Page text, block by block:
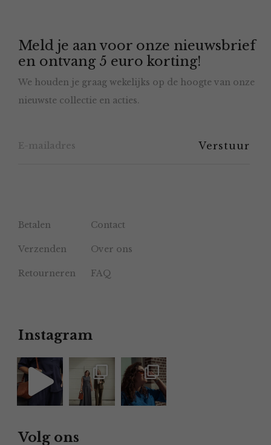
Meld je aan voor onze nieuwsbrief
en ontvang 5 euro korting!
We houden je graag wekelijks op de hoogte van onze
nieuwste collectie en acties.
Betalen Contact
Verzenden Over ons
Retourneren FAQ
Instagram
Volg ons